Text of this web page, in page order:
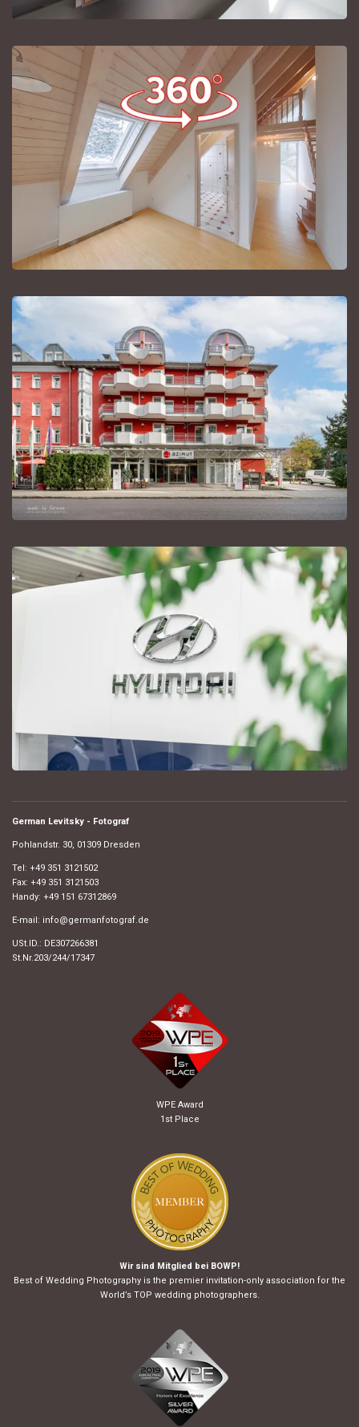
German Levitsky - Fotograf
Pohlandstr. 30, 01309 Dresden
Tel: +49 351 3121502
Fax: +49 351 3121503
Handy: +49 151 67312869
E-mail: info@germanfotograf.de
USt.ID.: DE307266381
St.Nr.203/244/17347
WPE Award
1st Place
Wir sind Mitglied bei BOWP!
Best of Wedding Photography is the premier invitation-only association for the
World’s TOP wedding photographers.